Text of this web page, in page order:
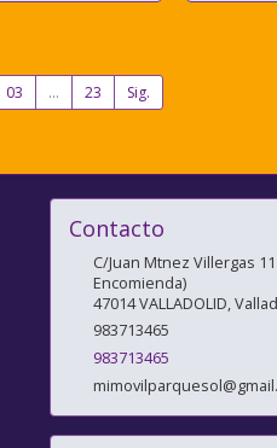
03 ... 23 Sig.
Contacto
C/Juan Mtnez Villergas
Encomienda)
47014VALLADOLID,
983713465
983713465